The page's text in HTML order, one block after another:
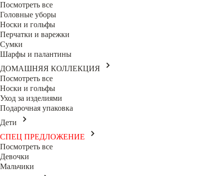
Посмотреть все
Головные уборы
Носки и гольфы
Перчатки и варежки
Сумки
Шарфы и палантины
ДОМАШНЯЯ КОЛЛЕКЦИЯ
Посмотреть все
Носки и гольфы
Уход за изделиями
Подарочная упаковка
Дети
СПЕЦ ПРЕДЛОЖЕНИЕ
Посмотреть все
Девочки
Мальчики